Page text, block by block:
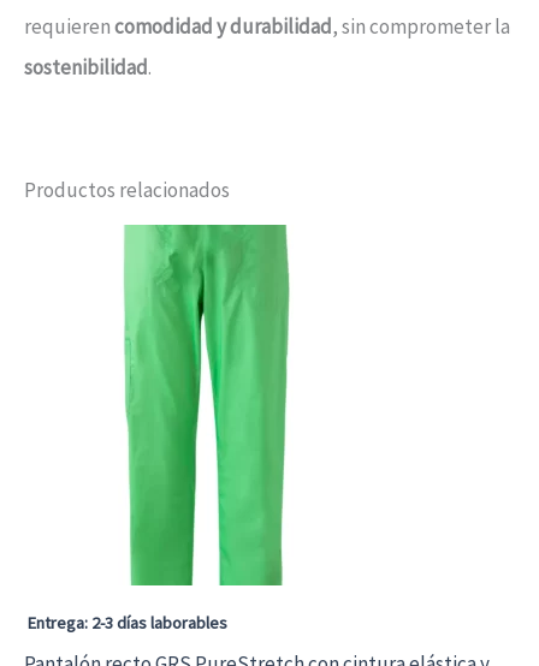
requierencomodidad y durabilidad, sin comprometer la
sostenibilidad.
Productos relacionados
Entrega: 2-3 días laborables